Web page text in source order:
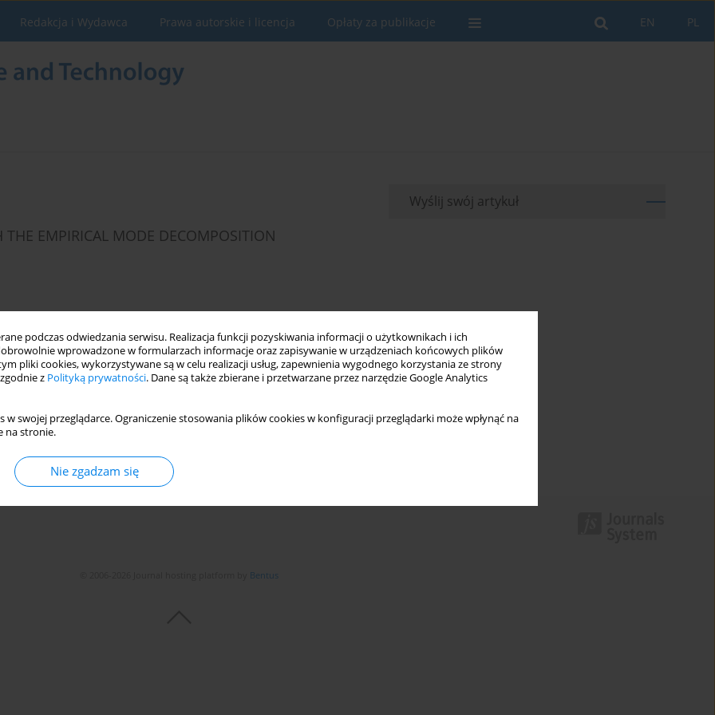
podczas odwiedzania serwisu. Realizacja funkcji pozyskiwania informacji o użytkownikach i ich
wprowadzone w formularzach informacje oraz zapisywanie w urządzeniach końcowych plików
pliki cookies, wykorzystywane są w celu realizacji usług, zapewnienia wygodnego korzystania ze strony
z Polityką prywatności. Dane są także zbierane i przetwarzane przez narzędzie Google Analytics
w swojej przeglądarce. Ograniczenie stosowania plików cookies w konfiguracji przeglądarki może wpłynąć na
na stronie.
Nie zgadzam się
PL
EN
Redakcja i Wydawca Prawa autorskie i licencja Opłaty za publikacje
EMPIRICAL MODE DECOMPOSITION
for Energy Harvesting in a Combustion Engine
Wyślij swój artykuł
Bentus